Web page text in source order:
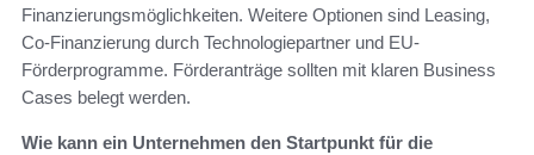
Finanzierungsmöglichkeiten. Weitere Optionen sind Leasing,
Co-Finanzierung durch Technologiepartner und EU-
Förderprogramme. Förderanträge sollten mit klaren Business
Cases belegt werden.
Wie kann ein Unternehmen den Startpunkt für die